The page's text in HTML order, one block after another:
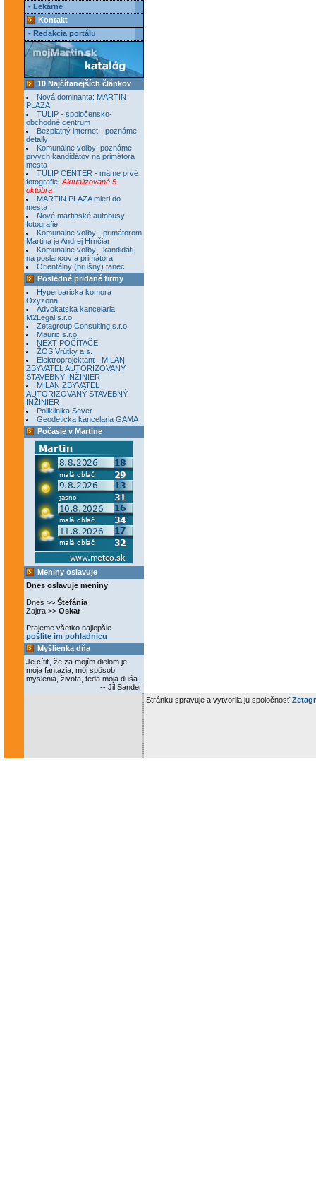
- Lekárne
Kontakt
- Redakcia portálu
10 Najčítanejších článkov
Nová dominanta: MARTIN
PLAZA
TULIP - spoločensko-
obchodné centrum
Bezplatný internet - poznáme
detaily
Komunálne voľby: poznáme
prvých kandidátov na primátora
mesta
TULIP CENTER - máme prvé
fotografie! Aktualizované 5.
októbra
MARTIN PLAZA mieri do
mesta
Nové martinské autobusy -
fotografie
Komunálne voľby - primátorom
Martina je Andrej Hrnčiar
Komunálne voľby - kandidáti
na poslancov a primátora
Orientálny (brušný) tanec
Posledné pridané firmy
Hyperbaricka komora
Oxyzona
Advokatska kancelaria
M2Legal s.r.o.
Zetagroup Consulting s.r.o.
Mauric s.r.o.
NEXT POČÍTAČE
ŽOS Vrútky a.s.
Elektroprojektant - MILAN
ZBYVATEL AUTORIZOVANÝ
STAVEBNÝ INŽINIER
MILAN ZBYVATEL
AUTORIZOVANÝ STAVEBNÝ
INŽINIER
Poliklinika Sever
Geodeticka kancelaria GAMA
Počasie v Martine
Meniny oslavuje
Dnes oslavuje meniny
Dnes >> Štefánia
Zajtra >> Oskar
Prajeme všetko najlepšie.
pošlite im pohladnicu
Myšlienka dňa
Je cítiť, že za mojím dielom je
moja fantázia, môj spôsob
myslenia, života, teda moja duša.
-- Jil Sander
Stránku spravuje a vytvorila ju spoločnosť